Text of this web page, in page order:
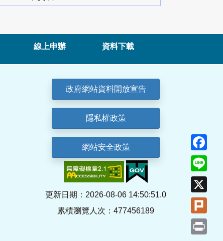
線上申辦 資料下載
政府網站資料開放宣告
隱私權政策
網站安全政策
更新日期：2026-08-06 14:50:51.0
累積瀏覽人次：477456189